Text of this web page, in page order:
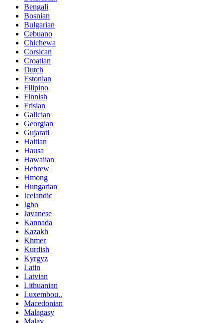
Bengali
Bosnian
Bulgarian
Cebuano
Chichewa
Corsican
Croatian
Dutch
Estonian
Filipino
Finnish
Frisian
Galician
Georgian
Gujarati
Haitian
Hausa
Hawaiian
Hebrew
Hmong
Hungarian
Icelandic
Igbo
Javanese
Kannada
Kazakh
Khmer
Kurdish
Kyrgyz
Latin
Latvian
Lithuanian
Luxembou..
Macedonian
Malagasy
Malay